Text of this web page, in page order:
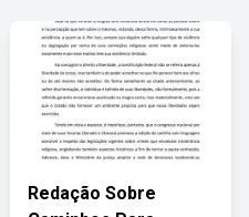
Redação Sobre